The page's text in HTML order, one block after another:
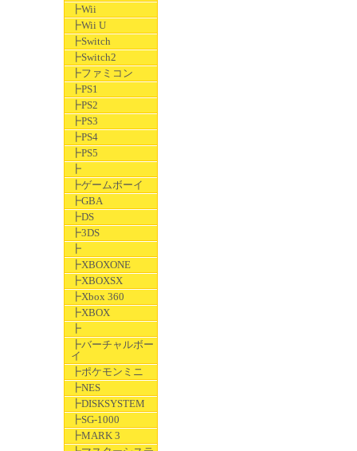
┣Wii
┣Wii U
┣Switch
┣Switch2
┣ファミコン
┣PS1
┣PS2
┣PS3
┣PS4
┣PS5
┣
┣ゲームボーイ
┣GBA
┣DS
┣3DS
┣
┣XBOXONE
┣XBOXSX
┣Xbox 360
┣XBOX
┣
┣バーチャルボー
イ
┣ポケモンミニ
┣NES
┣DISKSYSTEM
┣SG-1000
┣MARK 3